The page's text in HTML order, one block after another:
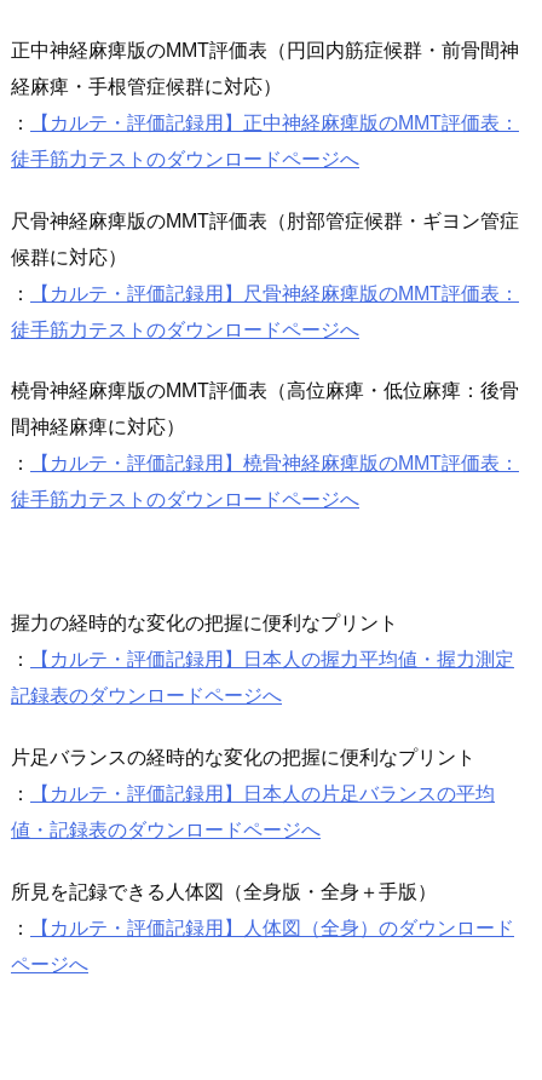
正中神経麻痺版のMMT評価表（円回内筋症候群・前骨間神
経麻痺・手根管症候群に対応）
：
【カルテ・評価記録用】正中神経麻痺版のMMT評価表：
徒手筋力テストのダウンロードページへ
尺骨神経麻痺版のMMT評価表（肘部管症候群・ギヨン管症
候群に対応）
：
【カルテ・評価記録用】尺骨神経麻痺版のMMT評価表：
徒手筋力テストのダウンロードページへ
橈骨神経麻痺版のMMT評価表（高位麻痺・低位麻痺：後骨
間神経麻痺に対応）
：
【カルテ・評価記録用】橈骨神経麻痺版のMMT評価表：
徒手筋力テストのダウンロードページへ
握力の経時的な変化の把握に便利なプリント
：
【カルテ・評価記録用】日本人の握力平均値・握力測定
記録表のダウンロードページへ
片足バランスの経時的な変化の把握に便利なプリント
：
【カルテ・評価記録用】日本人の片足バランスの平均
値・記録表のダウンロードページへ
所見を記録できる人体図（全身版・全身＋手版）
：
【カルテ・評価記録用】人体図（全身）のダウンロード
ページへ